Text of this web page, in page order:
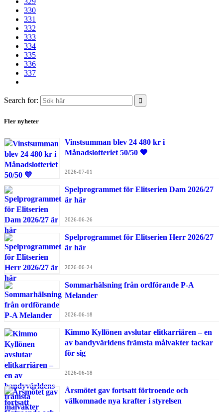
330
331
332
333
334
335
336
337
Search for:
Fler nyheter
Vinstsumman blev 24 480 kr i
Månadslotteriet 50/50 💙
2026-07-01
Spelprogrammet för Elitserien Dam 2026/27
är här
2026-06-26
Spelprogrammet för Elitserien Herr 2026/27
är här
2026-06-24
Sommarhälsning från ordförande P-A
Melander
2026-06-18
Kimmo Kyllönen avslutar elitkarriären – en
av bandyvärldens främsta målvakter tackar
för sig
2026-06-18
Årsmötet gav fortsatt förtroende och
välkomnade nya krafter i styrelsen